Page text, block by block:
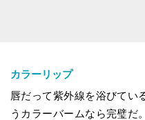
カラーリップ
唇だって紫外線を浴びてい
うカラーバームなら完璧だ。